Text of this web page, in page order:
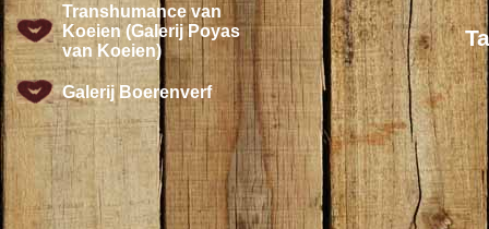
Transhumance van
Koeien (Galerij Poyas
van Koeien)
Galerij Boerenverf